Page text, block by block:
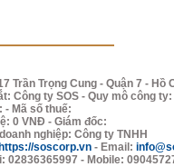
Trần Trọng Cung - Quận 7 - Hồ
Công ty SOS - Quy mô công
- Mã số thuế:
0 VNĐ - Giám đốc:
nghiệp: Công ty TNHH
https://soscorp.vn - Email:
02836365997 - Mobile: